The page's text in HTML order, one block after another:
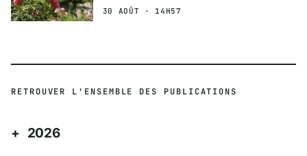
30 AOÛT · 14H57
RETROUVER L'ENSEMBLE DES PUBLICATIONS
2026